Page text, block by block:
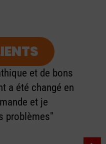
et de bons
a été changé en
et je
problèmes"